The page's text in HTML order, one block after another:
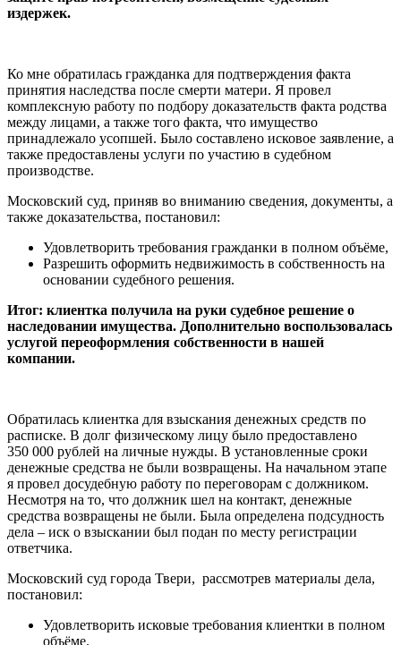
издержек.
Ко мне обратилась гражданка для подтверждения факта
принятия наследства после смерти матери. Я провел
комплексную работу по подбору доказательств факта родства
между лицами, а также того факта, что имущество
принадлежало усопшей. Было составлено исковое заявление, а
также предоставлены услуги по участию в судебном
производстве.
Московский суд, приняв во вниманию сведения, документы, а
также доказательства, постановил:
Удовлетворить требования гражданки в полном объёме,
Разрешить оформить недвижимость в собственность на
основании судебного решения.
Итог: клиентка получила на руки судебное решение о
наследовании имущества. Дополнительно воспользовалась
услугой переоформления собственности в нашей
компании.
Обратилась клиентка для взыскания денежных средств по
расписке. В долг физическому лицу было предоставлено
350 000 рублей на личные нужды. В установленные сроки
денежные средства не были возвращены. На начальном этапе
я провел досудебную работу по переговорам с должником.
Несмотря на то, что должник шел на контакт, денежные
средства возвращены не были. Была определена подсудность
дела – иск о взыскании был подан по месту регистрации
ответчика.
Московский суд города Твери, рассмотрев материалы дела,
постановил:
Удовлетворить исковые требования клиентки в полном
объёме.